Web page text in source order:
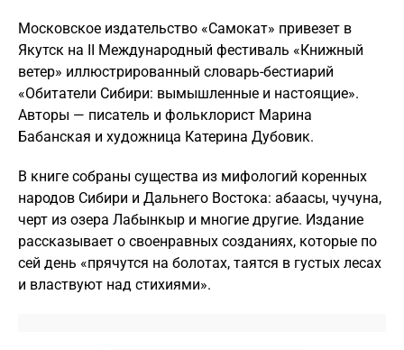
Московское издательство «Самокат» привезет в
Якутск на II Международный фестиваль «Книжный
ветер» иллюстрированный словарь-бестиарий
«Обитатели Сибири: вымышленные и настоящие».
Авторы — писатель и фольклорист Марина
Бабанская и художница Катерина Дубовик.
В книге собраны существа из мифологий коренных
народов Сибири и Дальнего Востока: абаасы, чучуна,
черт из озера Лабынкыр и многие другие. Издание
рассказывает о своенравных созданиях, которые по
сей день «прячутся на болотах, таятся в густых лесах
и властвуют над стихиями».